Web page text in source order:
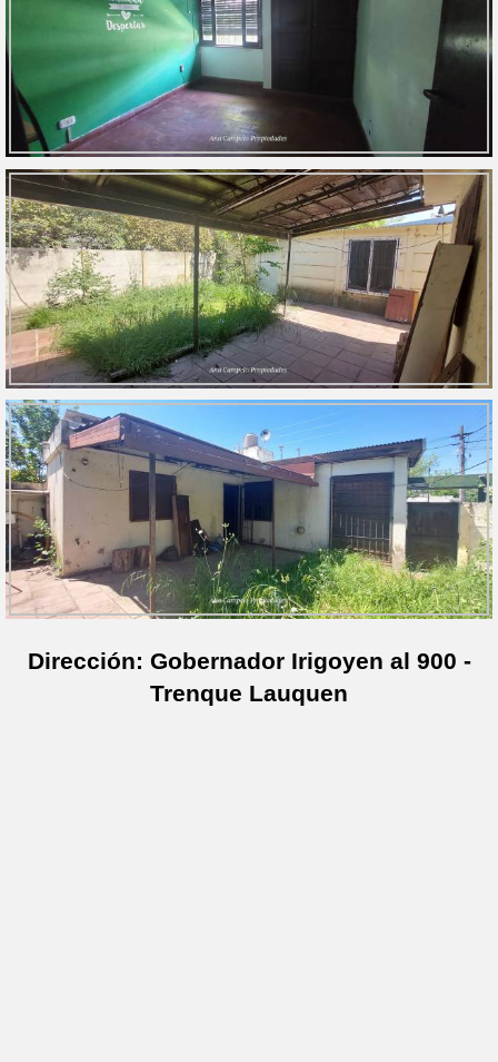
Dirección: Gobernador Irigoyen al 900 -
Trenque Lauquen